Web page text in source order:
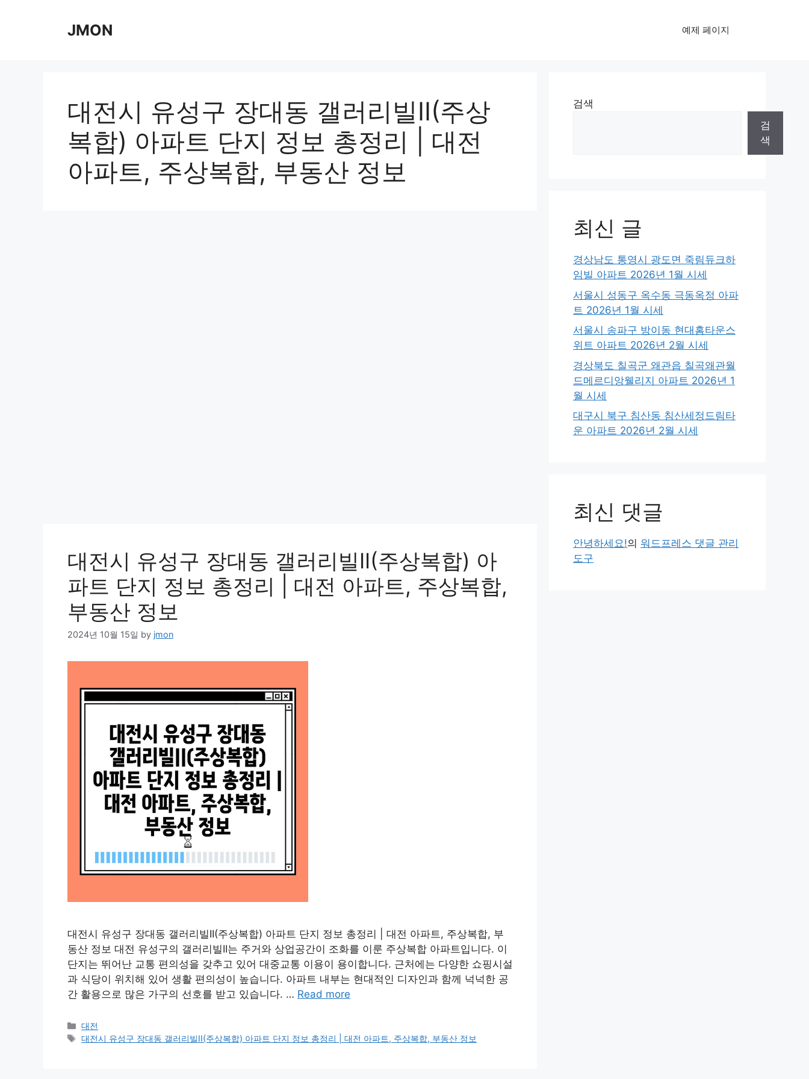
JMON 예제 페이지
대전시 유성구 장대동 갤러리빌II(주상
복합) 아파트 단지 정보 총정리 | 대전
아파트, 주상복합, 부동산 정보
대전시 유성구 장대동 갤러리빌II(주상복합) 아
파트 단지 정보 총정리 | 대전 아파트, 주상복합,
부동산 정보
2024년 10월 15일 by jmon
대전시 유성구 장대동 갤러리빌II(주상복합) 아파트 단지 정보 총정리 | 대전 아파트, 주상복합, 부
동산 정보 대전 유성구의 갤러리빌II는 주거와 상업공간이 조화를 이룬 주상복합 아파트입니다. 이
단지는 뛰어난 교통 편의성을 갖추고 있어 대중교통 이용이 용이합니다. 근처에는 다양한 쇼핑시설
과 식당이 위치해 있어 생활 편의성이 높습니다. 아파트 내부는 현대적인 디자인과 함께 넉넉한 공
간 활용으로 많은 가구의 선호를 받고 있습니다. … Read more
Categories
대전
Tags
대전시 유성구 장대동 갤러리빌II(주상복합) 아파트 단지 정보 총정리 | 대전 아파트, 주상복합, 부동산 정보
검색
검
색
최신 글
경상남도 통영시 광도면 죽림듀크하
임빌 아파트 2026년 1월 시세
서울시 성동구 옥수동 극동옥정 아파
트 2026년 1월 시세
서울시 송파구 방이동 현대홈타운스
위트 아파트 2026년 2월 시세
경상북도 칠곡군 왜관읍 칠곡왜관월
드메르디앙웰리지 아파트 2026년 1
월 시세
대구시 북구 침산동 침산세정드림타
운 아파트 2026년 2월 시세
최신 댓글
안녕하세요!의 워드프레스 댓글 관리
도구